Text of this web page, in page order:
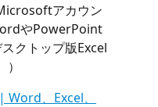
アカウン
やPowerPoint
クトップ版Excel
、Excel、